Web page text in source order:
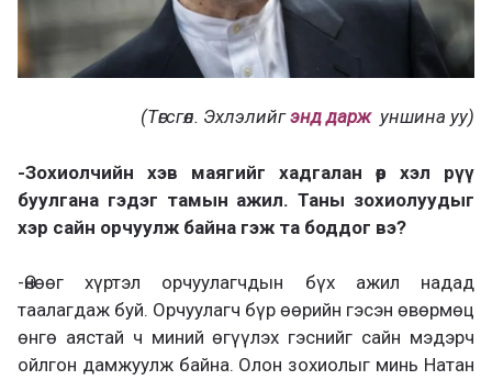
(Төгсгөл. Эхлэлийгэнд дарж уншина уу)
-Зохиолчийн хэв маягийг хадгалан өөр хэл рүү
буулгана гэдэг тамын ажил. Таны зохиолуудыг
хэр сайн орчуулж байна гэж та боддог вэ?
-Өнөөг хүртэл орчуулагчдын бүх ажил надад
таалагдаж буй. Орчуулагч бүр өөрийн гэсэн өвөрмөц
өнгө аястай ч миний өгүүлэх гэснийг сайн мэдэрч
ойлгон дамжуулж байна. Олон зохиолыг минь Натан